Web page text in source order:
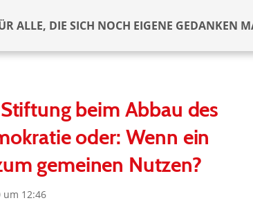
ALLE, DIE SICH NOCH EIGENE GEDANKEN
beim Abbau des
oder: Wenn ein
gemeinen Nutzen?
um 12:46